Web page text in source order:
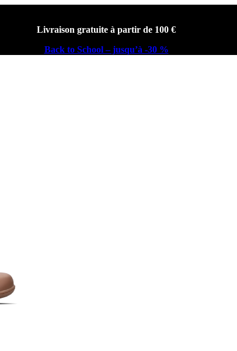
Livraison gratuite à partir de 100 €
Back to School – jusqu’à -30 %